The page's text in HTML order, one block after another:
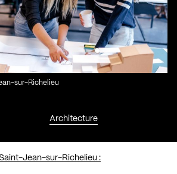
Architecture
sur-Richelieu
Jean-sur-Richelieu :